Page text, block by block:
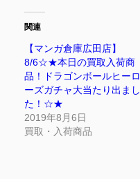
関連
【マンガ倉庫広田店】
8/6☆★本日の買取入荷商
品！ドラゴンボールヒーロ
ーズガチャ大当たり出まし
た！☆★
2019年8月6日
買取・入荷商品